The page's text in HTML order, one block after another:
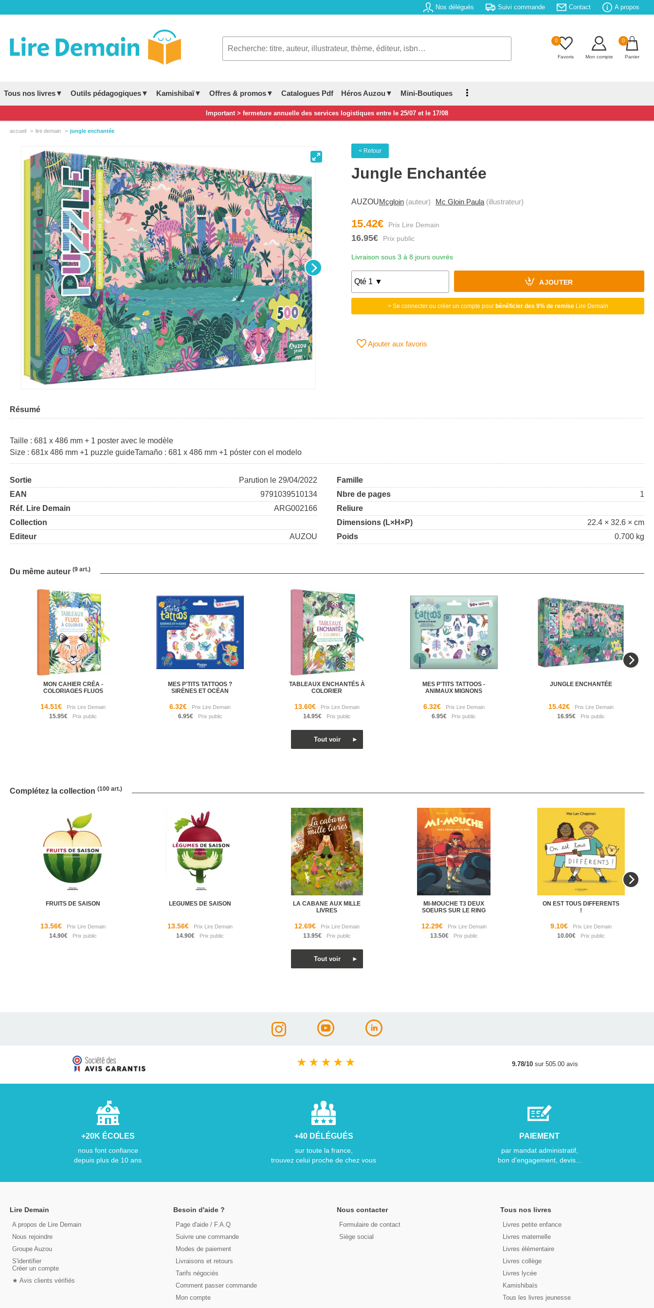
Nos délégués Suivi commande Contact A propos
0
Favoris Mon compte
0
Panier
Tous nos livres▼ Outils pédagogiques▼ Kamishibaï▼ Offres & promos▼ Catalogues Pdf Héros Auzou▼ Mini-Boutiques
Important > fermeture annuelle des services logistiques entre le 25/07 et le 17/08
accueil lire demain jungle enchantée
< Retour
Jungle Enchantée
AUZOUMcgloin (auteur) Mc Gloin Paula (illustrateur)
15.42€
16.95€
Livraison sous 3 à 8 jours ouvrés
AJOUTER
> Se connecter ou créer un compte pour bénéficier des 9% de remiseLire Demain
Ajouter aux favoris
Résumé
Taille : 681 x 486 mm + 1 poster avec le modèle
Size : 681x 486 mm +1 puzzle guideTamaño : 681 x 486 mm +1 póster con el modelo
Sortie
Parution le 29/04/2022
EAN
9791039510134
Réf. Lire Demain
ARG002166
Collection
Editeur
AUZOU
Famille
Nbre de pages
1
Reliure
Dimensions (L×H×P)
22.4 × 32.6 × cm
Poids
0.700 kg
Du même auteur (9 art.)
MON CAHIER CRÉA -
COLORIAGES FLUOS
14.51€
15.95€
MES P'TITS TATTOOS ?
SIRÈNES ET OCÉAN
6.32€
6.95€
TABLEAUX ENCHANTÉS À
COLORIER
13.60€
14.95€
MES P'TITS TATTOOS -
ANIMAUX MIGNONS
6.32€
6.95€
JUNGLE ENCHANTÉE
15.42€
16.95€
Complétez la collection (100 art.)
FRUITS DE SAISON
13.56€
14.90€
LEGUMES DE SAISON
13.56€
14.90€
LA CABANE AUX MILLE
LIVRES
12.69€
13.95€
MI-MOUCHE T3 DEUX
SOEURS SUR LE RING
12.29€
13.50€
ON EST TOUS DIFFERENTS
!
9.10€
10.00€
★ ★ ★ ★ ★ 9.78/10sur 505.00 avis
+20K ÉCOLES
nous font confiance
depuis plus de 10 ans
+40 DÉLÉGUÉS
sur toute la france,
trouvez celui proche de chez vous
PAIEMENT
par mandat administratif,
bon d'engagement, devis...
Lire Demain
A propos de Lire Demain
Nous rejoindre
Groupe Auzou
S'identifier
Créer un compte
★ Avis clients vérifiés
Besoin d'aide ?
Page d'aide / F.A.Q
Suivre une commande
Modes de paiement
Livraisons et retours
Tarifs négociés
Comment passer commande
Mon compte
Nous contacter
Formulaire de contact
Siège social
Tous nos livres
Livres petite enfance
Livres maternelle
Livres élémentaire
Livres collège
Livres lycée
Kamishibaïs
Tous les livres jeunesse